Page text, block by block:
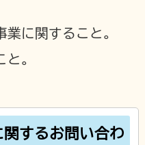
に関すること。
。
するお問い合わ